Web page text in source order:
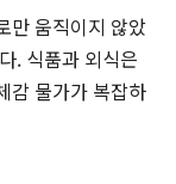
만 움직이지 않았
. 식품과 외식은
감 물가가 복잡하